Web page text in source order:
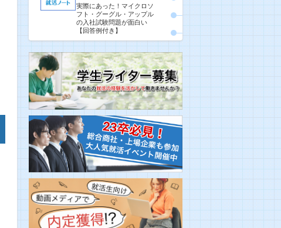
実際にあった！マイクロソ
フト・グーグル・アップル
の入社試験問題が面白い
【回答例付き】